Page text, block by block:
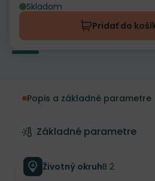
Skladom
Pridať do
Popis a základné parametre
Základné parametre
Životný okruhB 2